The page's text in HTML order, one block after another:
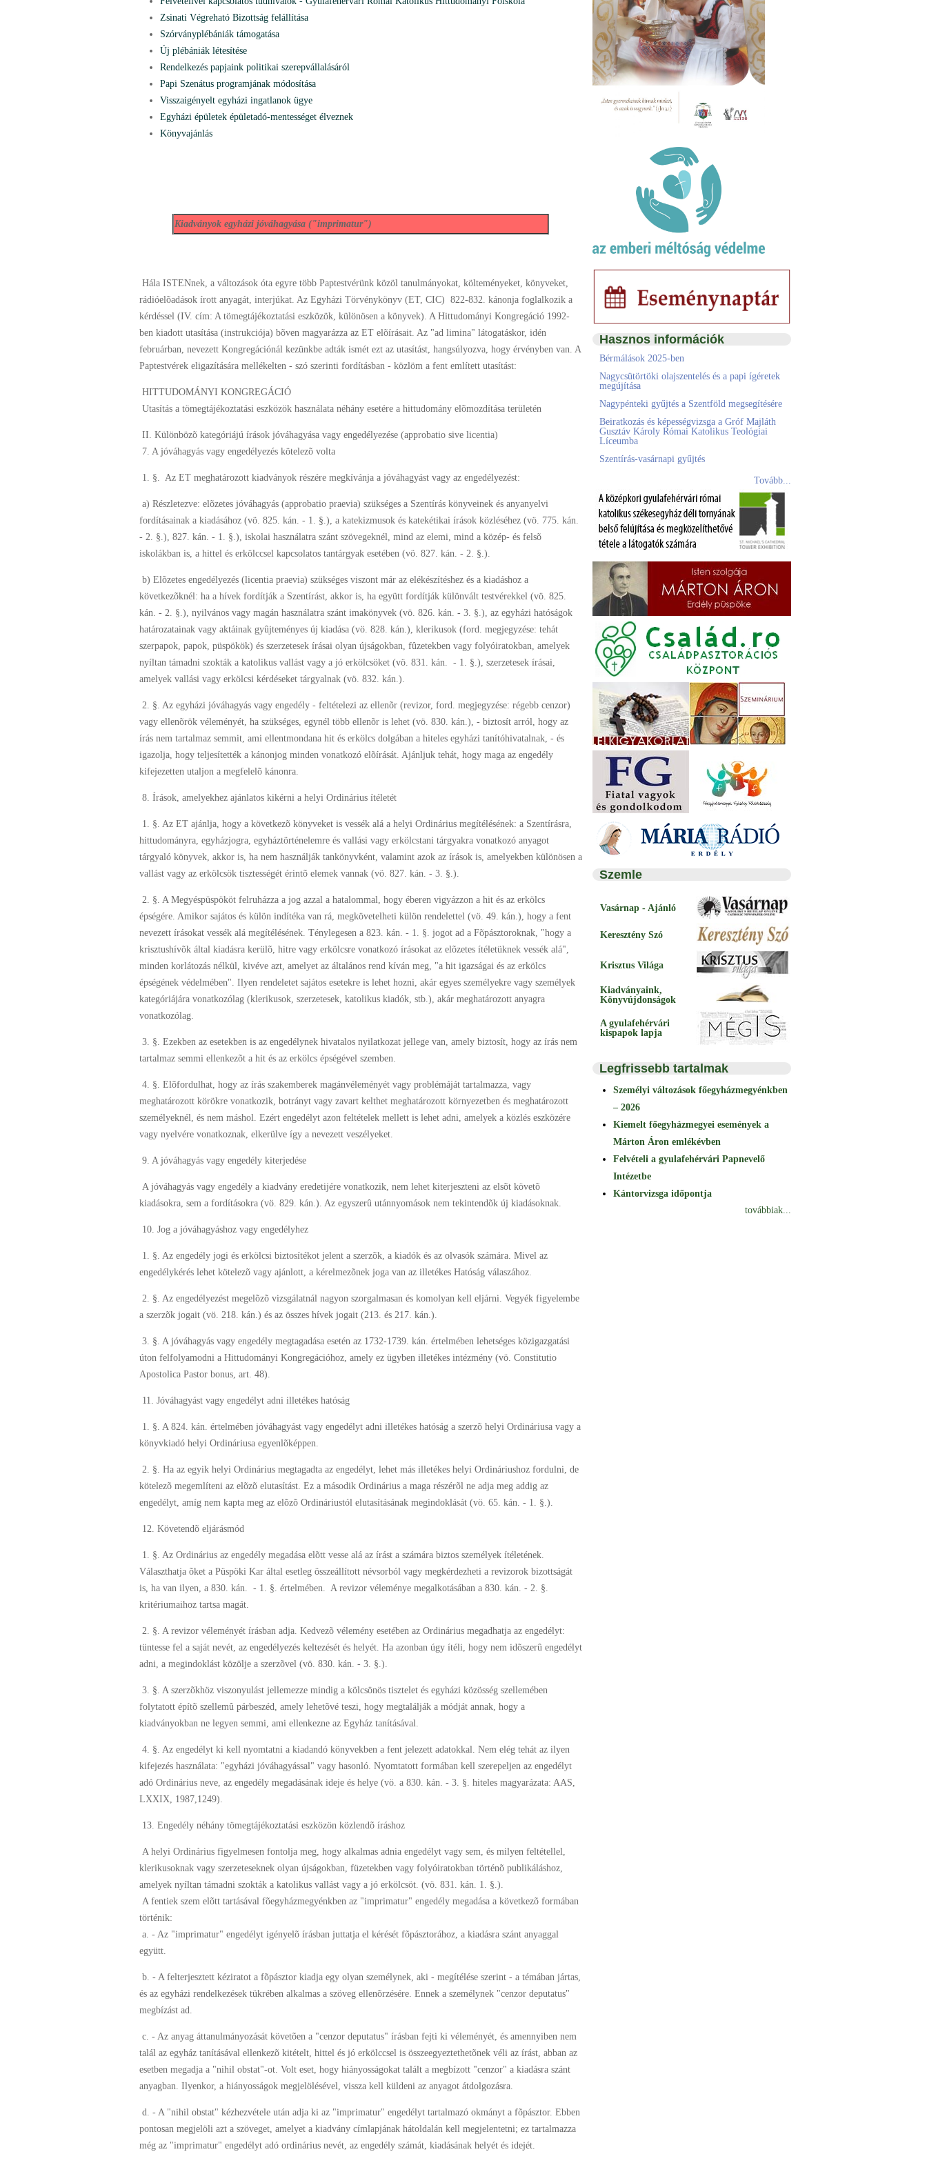
Zsinati Végreható Bizottság felállítása
Szórványplébániák támogatása
Új plébániák létesítése
Rendelkezés papjaink politikai szerepvállalásáról
Papi Szenátus programjának módosítása
Visszaigényelt egyházi ingatlanok ügye
Egyházi épületek épületadó-mentességet élveznek
Könyvajánlás
Kiadványok egyházi jóváhagyása ("imprimatur")
Hála ISTENnek, a változások óta egyre több Paptestvérünk közöl tanulmányokat, költeményeket, könyveket,
rádióelõadások írott anyagát, interjúkat. Az Egyházi Törvénykönyv (ET, CIC) 822-832. kánonja foglalkozik a
kérdéssel (IV. cím: A tömegtájékoztatási eszközök, különösen a könyvek). A Hittudományi Kongregáció 1992-
ben kiadott utasítása (instrukciója) bõven magyarázza az ET elõírásait. Az "ad limina" látogatáskor, idén
februárban, nevezett Kongregációnál kezünkbe adták ismét ezt az utasítást, hangsúlyozva, hogy érvényben van. A
Paptestvérek eligazítására mellékelten - szó szerinti fordításban - közlöm a fent említett utasítást:
HITTUDOMÁNYI KONGREGÁCIÓ
Utasítás a tömegtájékoztatási eszközök használata néhány esetére a hittudomány elõmozdítása területén
II. Különbözõ kategóriájú írások jóváhagyása vagy engedélyezése (approbatio sive licentia)
7. A jóváhagyás vagy engedélyezés kötelezõ volta
1. §. Az ET meghatározott kiadványok részére megkívánja a jóváhagyást vagy az engedélyezést:
a) Részletezve: elõzetes jóváhagyás (approbatio praevia) szükséges a Szentírás könyveinek és anyanyelvi
fordításainak a kiadásához (vö. 825. kán. - 1. §.), a katekizmusok és katekétikai írások közléséhez (vö. 775. kán.
- 2. §.), 827. kán. - 1. §.), iskolai használatra szánt szövegeknél, mind az elemi, mind a közép- és felsõ
iskolákban is, a hittel és erkölccsel kapcsolatos tantárgyak esetében (vö. 827. kán. - 2. §.).
b) Elõzetes engedélyezés (licentia praevia) szükséges viszont már az elékészítéshez és a kiadáshoz a
következõknél: ha a hívek fordítják a Szentírást, akkor is, ha együtt fordítják különvált testvérekkel (vö. 825.
kán. - 2. §.), nyilvános vagy magán használatra szánt imakönyvek (vö. 826. kán. - 3. §.), az egyházi hatóságok
határozatainak vagy aktáinak gyûjteményes új kiadása (vö. 828. kán.), klerikusok (ford. megjegyzése: tehát
szerpapok, papok, püspökök) és szerzetesek írásai olyan újságokban, fûzetekben vagy folyóiratokban, amelyek
nyíltan támadni szokták a katolikus vallást vagy a jó erkölcsöket (vö. 831. kán. - 1. §.), szerzetesek írásai,
amelyek vallási vagy erkölcsi kérdéseket tárgyalnak (vö. 832. kán.).
2. §. Az egyházi jóváhagyás vagy engedély - feltételezi az ellenõr (revizor, ford. megjegyzése: régebb cenzor)
vagy ellenõrök véleményét, ha szükséges, egynél több ellenõr is lehet (vö. 830. kán.), - biztosít arról, hogy az
írás nem tartalmaz semmit, ami ellentmondana hit és erkölcs dolgában a hiteles egyházi tanítóhivatalnak, - és
igazolja, hogy teljesítették a kánonjog minden vonatkozó elõírását. Ajánljuk tehát, hogy maga az engedély
kifejezetten utaljon a megfelelõ kánonra.
8. Írások, amelyekhez ajánlatos kikérni a helyi Ordinárius ítéletét
1. §. Az ET ajánlja, hogy a következõ könyveket is vessék alá a helyi Ordinárius megítélésének: a Szentírásra,
hittudományra, egyházjogra, egyháztörténelemre és vallási vagy erkölcstani tárgyakra vonatkozó anyagot
tárgyaló könyvek, akkor is, ha nem használják tankönyvként, valamint azok az írások is, amelyekben különösen a
vallást vagy az erkölcsök tisztességét érintõ elemek vannak (vö. 827. kán. - 3. §.).
2. §. A Megyéspüspököt felruházza a jog azzal a hatalommal, hogy éberen vigyázzon a hit és az erkölcs
épségére. Amikor sajátos és külön indítéka van rá, megkövetelheti külön rendelettel (vö. 49. kán.), hogy a fent
nevezett írásokat vessék alá megítélésének. Ténylegesen a 823. kán. - 1. §. jogot ad a Fõpásztoroknak, "hogy a
krisztushívõk által kiadásra kerülõ, hitre vagy erkölcsre vonatkozó írásokat az elõzetes ítéletüknek vessék alá",
minden korlátozás nélkül, kivéve azt, amelyet az általános rend kíván meg, "a hit igazságai és az erkölcs
épségének védelmében". Ilyen rendeletet sajátos esetekre is lehet hozni, akár egyes személyekre vagy személyek
kategóriájára vonatkozólag (klerikusok, szerzetesek, katolikus kiadók, stb.), akár meghatározott anyagra
vonatkozólag.
3. §. Ezekben az esetekben is az engedélynek hivatalos nyilatkozat jellege van, amely biztosít, hogy az írás nem
tartalmaz semmi ellenkezõt a hit és az erkölcs épségével szemben.
4. §. Elõfordulhat, hogy az írás szakemberek magánvéleményét vagy problémáját tartalmazza, vagy
meghatározott körökre vonatkozik, botrányt vagy zavart kelthet meghatározott környezetben és meghatározott
személyeknél, és nem máshol. Ezért engedélyt azon feltételek mellett is lehet adni, amelyek a közlés eszközére
vagy nyelvére vonatkoznak, elkerülve így a nevezett veszélyeket.
9. A jóváhagyás vagy engedély kiterjedése
A jóváhagyás vagy engedély a kiadvány eredetijére vonatkozik, nem lehet kiterjeszteni az elsõt követõ
kiadásokra, sem a fordításokra (vö. 829. kán.). Az egyszerû utánnyomások nem tekintendõk új kiadásoknak.
10. Jog a jóváhagyáshoz vagy engedélyhez
1. §. Az engedély jogi és erkölcsi biztosítékot jelent a szerzõk, a kiadók és az olvasók számára. Mivel az
engedélykérés lehet kötelezõ vagy ajánlott, a kérelmezõnek joga van az illetékes Hatóság válaszához.
2. §. Az engedélyezést megelõzõ vizsgálatnál nagyon szorgalmasan és komolyan kell eljárni. Vegyék figyelembe
a szerzõk jogait (vö. 218. kán.) és az összes hívek jogait (213. és 217. kán.).
3. §. A jóváhagyás vagy engedély megtagadása esetén az 1732-1739. kán. értelmében lehetséges közigazgatási
úton felfolyamodni a Hittudományi Kongregációhoz, amely ez ügyben illetékes intézmény (vö. Constitutio
Apostolica Pastor bonus, art. 48).
11. Jóváhagyást vagy engedélyt adni illetékes hatóság
1. §. A 824. kán. értelmében jóváhagyást vagy engedélyt adni illetékes hatóság a szerzõ helyi Ordináriusa vagy a
könyvkiadó helyi Ordináriusa egyenlõképpen.
2. §. Ha az egyik helyi Ordinárius megtagadta az engedélyt, lehet más illetékes helyi Ordináriushoz fordulni, de
kötelezõ megemlíteni az elõzõ elutasítást. Ez a második Ordinárius a maga részérõl ne adja meg addig az
engedélyt, amíg nem kapta meg az elõzõ Ordináriustól elutasításának megindoklását (vö. 65. kán. - 1. §.).
12. Követendõ eljárásmód
1. §. Az Ordinárius az engedély megadása elõtt vesse alá az írást a számára biztos személyek ítéletének.
Választhatja õket a Püspöki Kar által esetleg összeállított névsorból vagy megkérdezheti a revizorok bizottságát
is, ha van ilyen, a 830. kán. - 1. §. értelmében. A revizor véleménye megalkotásában a 830. kán. - 2. §.
kritériumaihoz tartsa magát.
2. §. A revizor véleményét írásban adja. Kedvezõ vélemény esetében az Ordinárius megadhatja az engedélyt:
tüntesse fel a saját nevét, az engedélyezés keltezését és helyét. Ha azonban úgy ítéli, hogy nem idõszerû engedélyt
adni, a megindoklást közölje a szerzõvel (vö. 830. kán. - 3. §.).
3. §. A szerzõkhöz viszonyulást jellemezze mindig a kölcsönös tisztelet és egyházi közösség szellemében
folytatott építõ szellemû párbeszéd, amely lehetõvé teszi, hogy megtalálják a módját annak, hogy a
kiadványokban ne legyen semmi, ami ellenkezne az Egyház tanításával.
4. §. Az engedélyt ki kell nyomtatni a kiadandó könyvekben a fent jelezett adatokkal. Nem elég tehát az ilyen
kifejezés használata: "egyházi jóváhagyással" vagy hasonló. Nyomtatott formában kell szerepeljen az engedélyt
adó Ordinárius neve, az engedély megadásának ideje és helye (vö. a 830. kán. - 3. §. hiteles magyarázata: AAS,
LXXIX, 1987,1249).
13. Engedély néhány tömegtájékoztatási eszközön közlendõ íráshoz
A helyi Ordinárius figyelmesen fontolja meg, hogy alkalmas adnia engedélyt vagy sem, és milyen feltétellel,
klerikusoknak vagy szerzeteseknek olyan újságokban, füzetekben vagy folyóiratokban történõ publikáláshoz,
amelyek nyíltan támadni szokták a katolikus vallást vagy a jó erkölcsöt. (vö. 831. kán. 1. §.).
A fentiek szem elõtt tartásával fõegyházmegyénkben az "imprimatur" engedély megadása a következõ formában
történik:
a. - Az "imprimatur" engedélyt igényelõ írásban juttatja el kérését fõpásztorához, a kiadásra szánt anyaggal
együtt.
b. - A felterjesztett kéziratot a fõpásztor kiadja egy olyan személynek, aki - megítélése szerint - a témában jártas,
és az egyházi rendelkezések tükrében alkalmas a szöveg ellenõrzésére. Ennek a személynek "cenzor deputatus"
megbízást ad.
c. - Az anyag áttanulmányozását követõen a "cenzor deputatus" írásban fejti ki véleményét, és amennyiben nem
talál az egyház tanításával ellenkezõ kitételt, hittel és jó erkölccsel is összeegyeztethetõnek véli az írást, abban az
esetben megadja a "nihil obstat"-ot. Volt eset, hogy hiányosságokat talált a megbízott "cenzor" a kiadásra szánt
anyagban. Ilyenkor, a hiányosságok megjelölésével, vissza kell küldeni az anyagot átdolgozásra.
d. - A "nihil obstat" kézhezvétele után adja ki az "imprimatur" engedélyt tartalmazó okmányt a fõpásztor. Ebben
pontosan megjelöli azt a szöveget, amelyet a kiadvány címlapjának hátoldalán kell megjelentetni; ez tartalmazza
még az "imprimatur" engedélyt adó ordinárius nevét, az engedély számát, kiadásának helyét és idejét.
Hasznos információk
Bérmálások 2025-ben
Nagycsütörtöki olajszentelés és a papi ígéretek
megújítása
Nagypénteki gyűjtés a Szentföld megsegítésére
Beiratkozás és képességvizsga a Gróf Majláth
Gusztáv Károly Római Katolikus Teológiai
Líceumba
Szentírás-vasárnapi gyűjtés
Tovább...
Szemle
Vasárnap - Ajánló
Keresztény Szó
Krisztus Világa
Kiadványaink,
Könyvújdonságok
A gyulafehérvári
kispapok lapja
Legfrissebb tartalmak
Személyi változások főegyházmegyénkben
– 2026
Kiemelt főegyházmegyei események a
Márton Áron emlékévben
Felvételi a gyulafehérvári Papnevelő
Intézetbe
Kántorvizsga időpontja
továbbiak...